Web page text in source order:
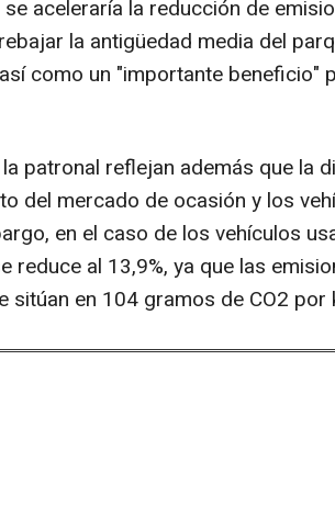
aceleraría la reducción de
la antigüedad media del
como un "importante beneficio"
patronal reflejan además que la
del mercado de ocasión y los
en el caso de los vehículos
reduce al 13,9%, ya que las
sitúan en 104 gramos de CO2 por